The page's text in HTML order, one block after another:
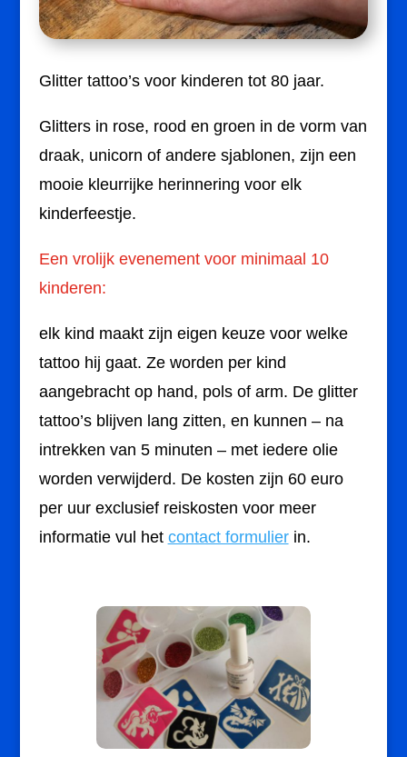
Glitter tattoo’s voor kinderen tot 80 jaar.
Glitters in rose, rood en groen in de vorm van
draak, unicorn of andere sjablonen, zijn een
mooie kleurrijke herinnering voor elk
kinderfeestje.
Een vrolijk evenement voor minimaal 10
kinderen:
elk kind maakt zijn eigen keuze voor welke
tattoo hij gaat. Ze worden per kind
aangebracht op hand, pols of arm. De glitter
tattoo’s blijven lang zitten, en kunnen – na
intrekken van 5 minuten – met iedere olie
worden verwijderd. De kosten zijn 60 euro
per uur exclusief reiskosten voor meer
informatie vul het contact formulierin.